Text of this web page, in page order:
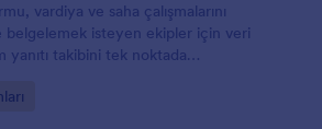
vardiya ve saha çalışmalarını
belgelemek isteyen ekipler için veri
yanıtı takibini tek noktada